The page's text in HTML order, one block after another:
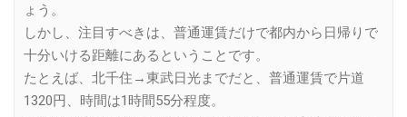
ょう。
しかし、注目すべきは、普通運賃だけで都内から日帰りで
十分いける距離にあるということです。
たとえば、北千住→東武日光までだと、普通運賃で片道
1320円、時間は1時間55分程度。